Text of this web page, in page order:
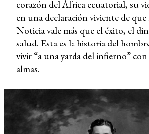
corazón del África ecuatorial, su
en una declaración viviente de que
Noticia vale más que el éxito, el
salud. Esta es la historia del
vivir “a una yarda del infierno”
almas.